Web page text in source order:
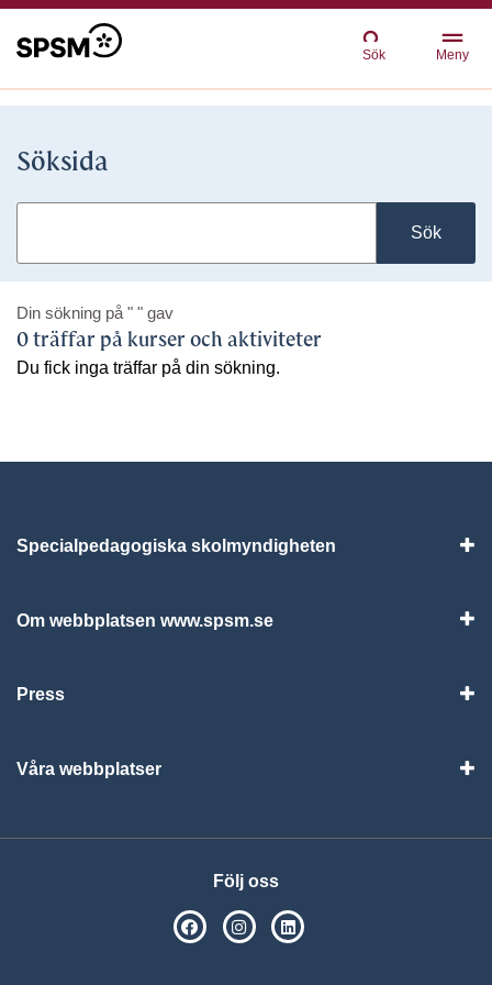
Sök Meny
Söksida
Sök
Din sökning på " " gav
0 träffar på kurser och aktiviteter
Du fick inga träffar på din sökning.
Specialpedagogiska skolmyndigheten
Om webbplatsen www.spsm.se
Press
Våra webbplatser
Följ oss
SPSM på Facebook
SPSM på Instagram